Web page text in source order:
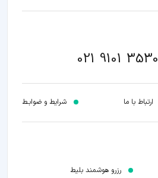
021 9101 3530
ارتباط با ما شرایط و ضوابـط
رزرو هوشمند بلیط